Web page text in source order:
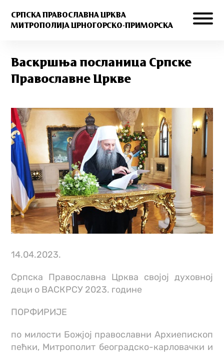
СРПСКА ПРАВОСЛАВНА ЦРКВА
МИТРОПОЛИЈА ЦРНОГОРСКО-ПРИМОРСКА
Васкршња посланица Српске
Православне Цркве
14.04.2023.
Српска Православна Црква својој духовној
деци о ВАСКРСУ 2023. године
ПОРФИРИЈЕ
по милости Божјој православни Архиепископ
пећки, Митрополит београдско-карловачки и